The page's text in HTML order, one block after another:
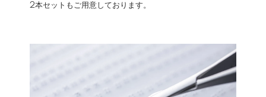
2本セット もご用意しております。